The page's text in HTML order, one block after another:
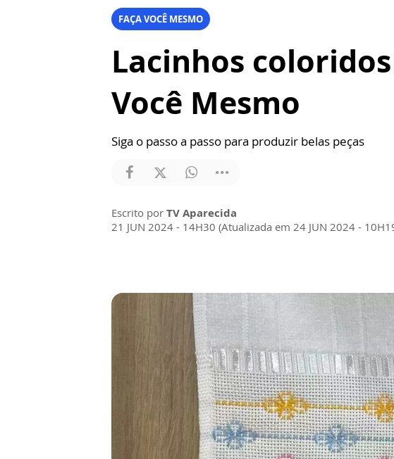
FAÇA VOCÊ MESMO
Lacinhos
Você Mesmo
Siga o passo a passo para produzir belas peças
Escrito por TV Aparecida
21 JUN 2024 - 14H30 (Atualizada em 24 JUN 2024 -